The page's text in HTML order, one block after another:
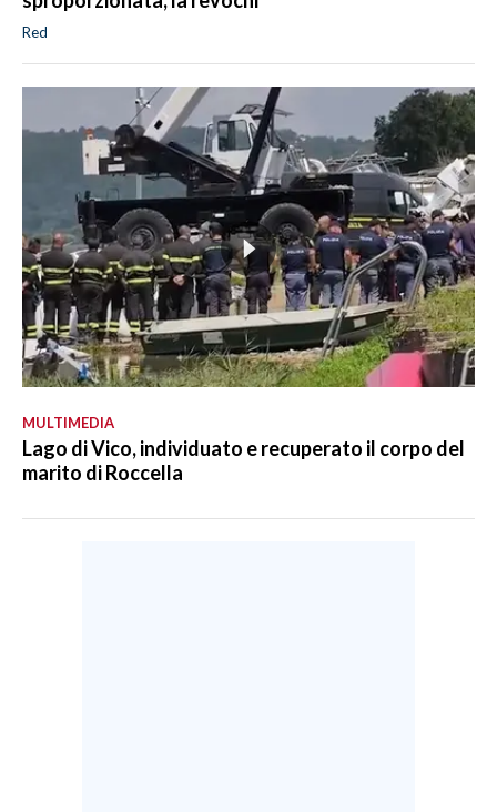
Red
MULTIMEDIA
Lago di Vico, individuato e recuperato il corpo del
marito di Roccella